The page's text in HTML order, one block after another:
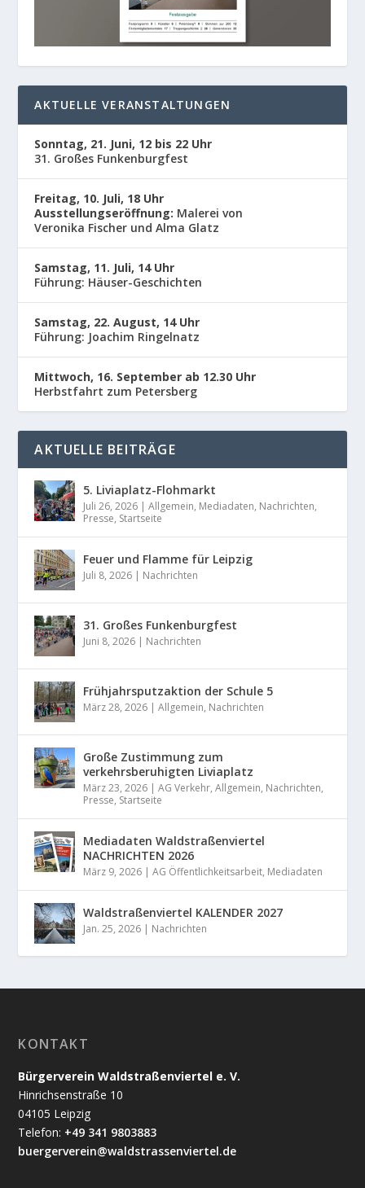
AKTUELLE VERANSTALTUNGEN
Sonntag, 21. Juni, 12 bis 22 Uhr
31. Großes Funkenburgfest
Freitag, 10. Juli, 18 Uhr
Ausstellungseröffnung: Malerei von
Veronika Fischer und Alma Glatz
Samstag, 11. Juli, 14 Uhr
Führung: Häuser-Geschichten
Samstag, 22. August, 14 Uhr
Führung: Joachim Ringelnatz
Mittwoch, 16. September ab 12.30 Uhr
Herbstfahrt zum Petersberg
AKTUELLE BEITRÄGE
5. Liviaplatz-Flohmarkt
Juli 26, 2026 |Allgemein, Mediadaten, Nachrichten,
Presse, Startseite
Feuer und Flamme für Leipzig
Juli 8, 2026 | Nachrichten
31. Großes Funkenburgfest
Juni 8, 2026 | Nachrichten
Frühjahrsputzaktion der Schule 5
März 28, 2026 |Allgemein, Nachrichten
Große Zustimmung zum
verkehrsberuhigten Liviaplatz
März 23, 2026 |AG Verkehr,Allgemein, Nachrichten,
Presse, Startseite
Mediadaten Waldstraßenviertel
NACHRICHTEN 2026
März 9, 2026 |AG Öffentlichkeitsarbeit, Mediadaten
Waldstraßenviertel KALENDER 2027
Jan. 25, 2026 | Nachrichten
KONTAKT
Bürgerverein Waldstraßenviertel e. V.
Hinrichsenstraße 10
04105 Leipzig
Telefon: +49 341 9803883
buergerverein@waldstrassenviertel.de